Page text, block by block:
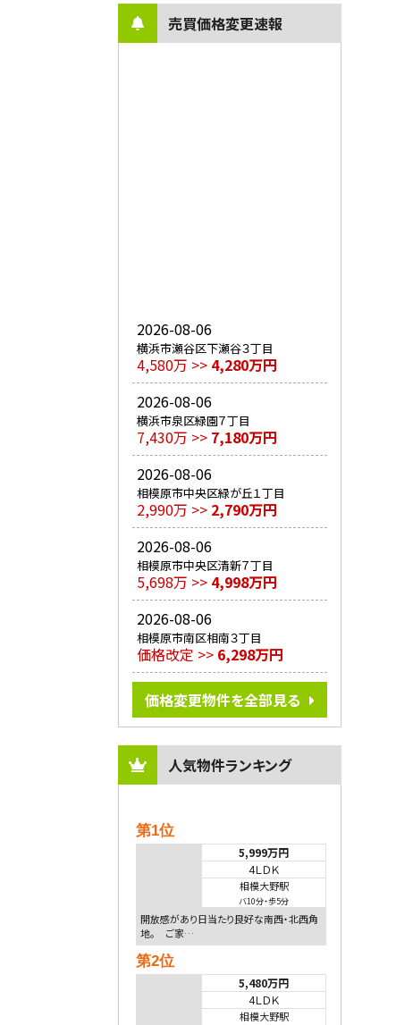
売買価格変更速報
2026-08-06
横浜市瀬谷区下瀬谷３丁目
4,580万 >> 4,280万円
2026-08-06
横浜市泉区緑園７丁目
7,430万 >> 7,180万円
2026-08-06
相模原市中央区緑が丘１丁目
2,990万 >> 2,790万円
2026-08-06
相模原市中央区清新７丁目
5,698万 >> 4,998万円
2026-08-06
相模原市南区相南３丁目
価格改定 >> 6,298万円
価格変更物件を全部見る
人気物件ランキング
第1位
5,999万円
4ＬＤＫ
相模大野駅
バ10分・歩5分
開放感があり日当たり良好な南西・北西角
地。 ご家…
第2位
5,480万円
4ＬＤＫ
相模大野駅